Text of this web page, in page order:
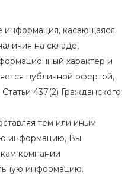
информация, касающаяся
на складе,
характер и
публичной офертой,
437(2) Гражданского
тем или иным
информацию, Вы
компании
информацию.